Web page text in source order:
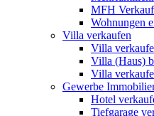
MFH
Wohnungen
Villa verkaufen
Villa
Villa (Haus)
Villa
Gewerbe
Hotel
Tiefgarage